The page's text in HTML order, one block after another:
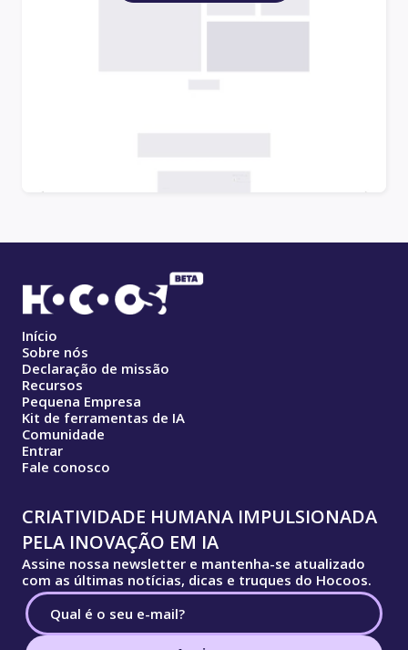
Início
Sobre nós
Declaração de missão
Recursos
Pequena Empresa
Kit de ferramentas de IA
Comunidade
Entrar
Fale conosco
CRIATIVIDADE HUMANA IMPULSIONADA
PELA INOVAÇÃO EM IA
Assine nossa newsletter e mantenha-se atualizado
com as últimas notícias, dicas e truques do Hocoos.